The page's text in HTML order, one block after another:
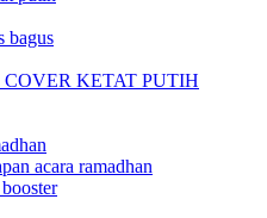
bagus
KETAT PUTIH
acara ramadhan